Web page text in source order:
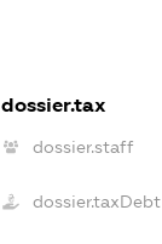
dossier.tax
dossier.staff
dossier.taxDebt